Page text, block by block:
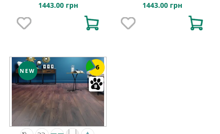
1443.00 грн 1443.00 грн
NEW 6